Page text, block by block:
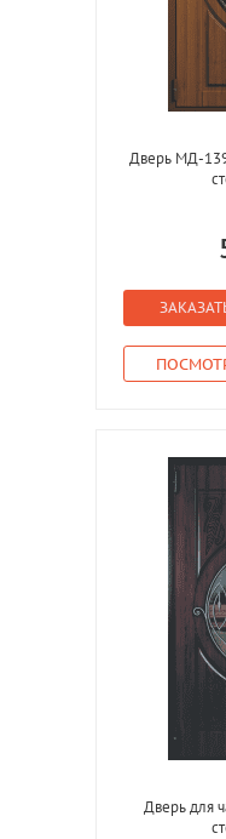
Дверь МД-
Дверь для